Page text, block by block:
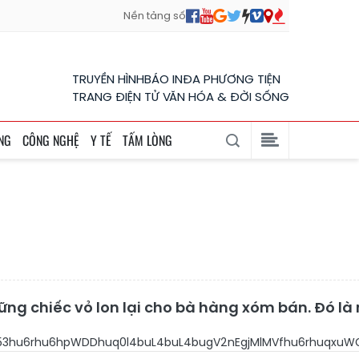
Nền tảng số
TRUYỀN HÌNHBÁO INĐA PHƯƠNG TIỆN
TRANG ĐIỆN TỬ VĂN HÓA & ĐỜI SỐNG
CÔNG NGHỆ Y TẾ TẤM LÒNG
chiếc vỏ lon lại cho bà hàng xóm bán. Đó